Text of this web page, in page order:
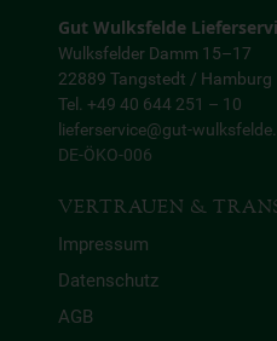
Gut Wulksfelde
Wulksfelder Damm 15–17
22889 Tangstedt / Hamburg
Tel. +49 40 644 251 – 10
lieferservice@gut-
DE-ÖKO-006
VERTRAUEN &
Impressum
Datenschutz
AGB